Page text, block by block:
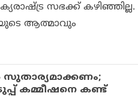
സഭക്ക് കഴിഞ്ഞില്ല.
ആത്മാവും
സുതാര്യമാക്കണം;
കമ്മീഷനെ കണ്ട്